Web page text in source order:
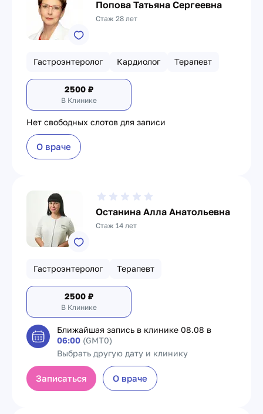
Попова Татьяна Сергеевна
Стаж 28 лет
Гастроэнтеролог Кардиолог Терапевт
2500 ₽
В Клинике
Нет свободных слотов для записи
О враче
Останина Алла Анатольевна
Стаж 14 лет
Гастроэнтеролог Терапевт
2500 ₽
В Клинике
Ближайшая запись в клинике 08.08 в
06:00 (GMT0)
Выбрать другую дату и клинику
Записаться О враче